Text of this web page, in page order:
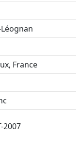
France
2007